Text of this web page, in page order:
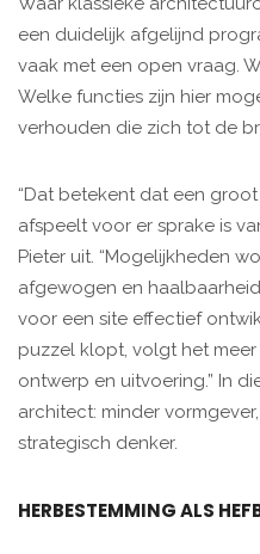
een duidelijk afgelijnd
vaak met een open vraag.
Welke functies zijn hier
verhouden die zich tot de
“Dat betekent dat een
afspeelt voor er sprake is
Pieter uit. “Mogelijkheden
afgewogen en
voor een site effectief
puzzel klopt, volgt het
ontwerp en uitvoering.” In
architect: minder
strategisch denker.
HERBESTEMMING ALS